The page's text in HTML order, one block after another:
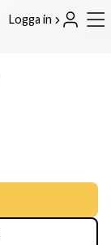
Logga in